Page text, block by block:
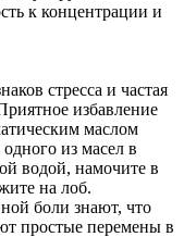
к концентрации и
стресса и частая
избавление
маслом
из масел в
водой, намочите в
на лоб.
боли знают, что
простые перемены в